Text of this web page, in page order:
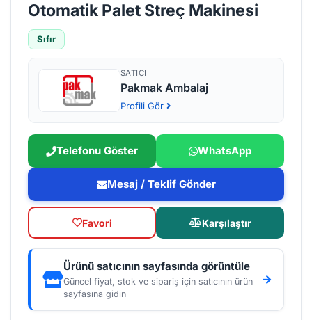
Otomatik Palet Streç Makinesi
Sıfır
SATICI
Pakmak Ambalaj
Profili Gör
Telefonu Göster WhatsApp
Mesaj / Teklif Gönder
Favori Karşılaştır
Ürünü satıcının sayfasında görüntüle
Güncel fiyat, stok ve sipariş için satıcının ürün
sayfasına gidin